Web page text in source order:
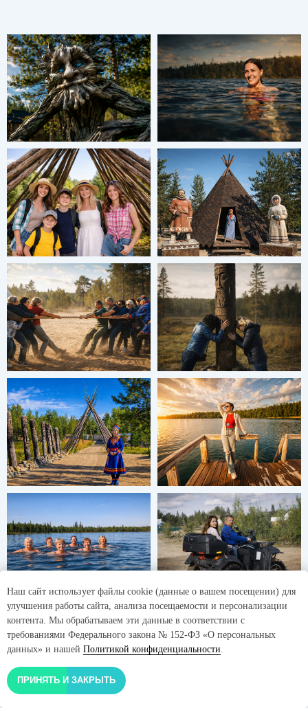
Наш сайт использует файлы cookie (данные о вашем посещении) для
улучшения работы сайта, анализа посещаемости и персонализации
контента. Мы обрабатываем эти данные в соответствии с
требованиями Федерального закона № 152-ФЗ «О персональных
данных» и нашей Политикой конфиденциальности.
ПРИНЯТЬ И ЗАКРЫТЬ